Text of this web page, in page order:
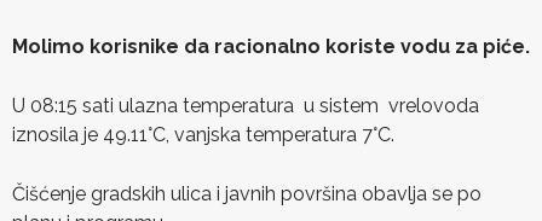
Molimo korisnike da racionalno koriste vodu za piće.
U 08:15 sati ulazna temperatura u sistem vrelovoda
iznosila je 49.11°C, vanjska temperatura 7°C.
Čišćenje gradskih ulica i javnih površina obavlja se po